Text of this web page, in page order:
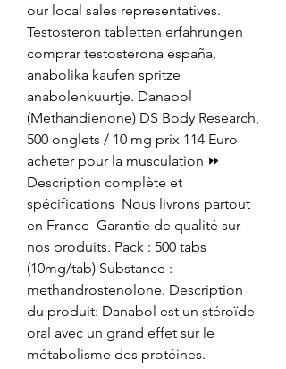
our local sales representatives.
Testosteron tabletten erfahrungen
comprar testosterona españa,
anabolika kaufen spritze
anabolenkuurtje. Danabol
(Methandienone) DS Body Research,
500 onglets / 10 mg prix 114 Euro
acheter pour la musculation ⏩
Description complète et
spécifications ️ Nous livrons partout
en France ️ Garantie de qualité sur
nos produits. Pack : 500 tabs
(10mg/tab) Substance :
methandrostenolone. Description
du produit: Danabol est un stéroïde
oral avec un grand effet sur le
métabolisme des protéines.